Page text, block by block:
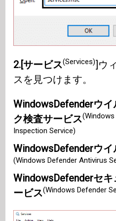
2.[サービス(Services)]ウ
スを見つけます。
WindowsDefenderウ
ク検査サービス
Inspection Service)
WindowsDefenderウ
(Windows Defender Antivirus
WindowsDefenderセ
ービス(Windows Defender